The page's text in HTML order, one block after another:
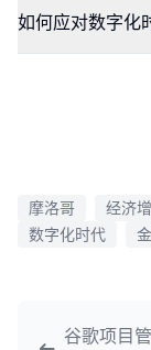
如何应对数字化
摩洛哥 经济
数字化时代
谷歌项目